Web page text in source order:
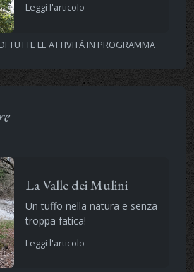
Leggi l'articolo
TUTTE LE ATTIVITÀ IN PROGRAMMA
La Valle dei Mulini
Un tuffo nella natura e senza
troppa fatica!
Leggi l'articolo